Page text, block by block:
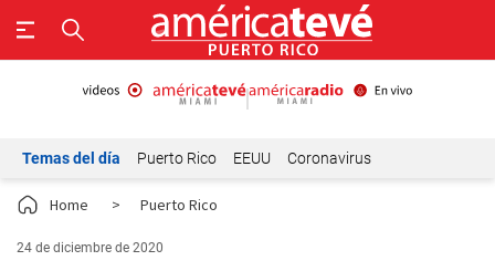
Temas del día Puerto Rico EEUU Coronavirus
Home > Puerto Rico
24 de diciembre de 2020